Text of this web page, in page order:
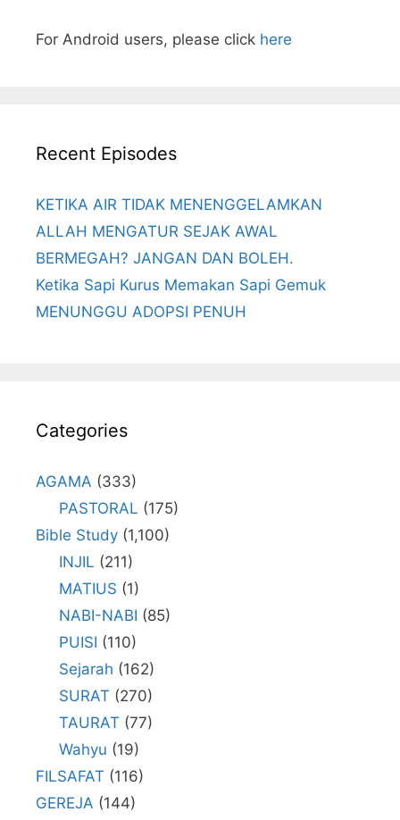
For Android users, please click here
Recent Episodes
KETIKA AIR TIDAK MENENGGELAMKAN
ALLAH MENGATUR SEJAK AWAL
BERMEGAH? JANGAN DAN BOLEH.
Ketika Sapi Kurus Memakan Sapi Gemuk
MENUNGGU ADOPSI PENUH
Categories
AGAMA (333)
PASTORAL (175)
Bible Study (1,100)
INJIL (211)
MATIUS (1)
NABI-NABI (85)
PUISI (110)
Sejarah (162)
SURAT (270)
TAURAT (77)
Wahyu (19)
FILSAFAT (116)
GEREJA (144)